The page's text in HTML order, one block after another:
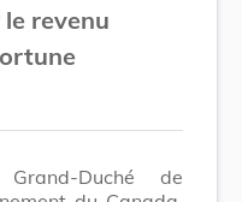
le revenu
Duché de